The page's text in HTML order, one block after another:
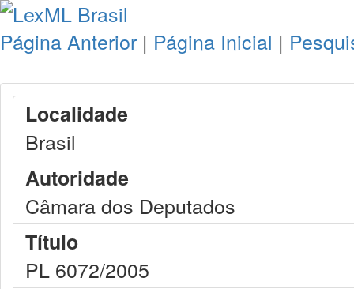
Página Anterior | Página Inicial |
Localidade
Brasil
Autoridade
Câmara dos Deputados
Título
PL 6072/2005